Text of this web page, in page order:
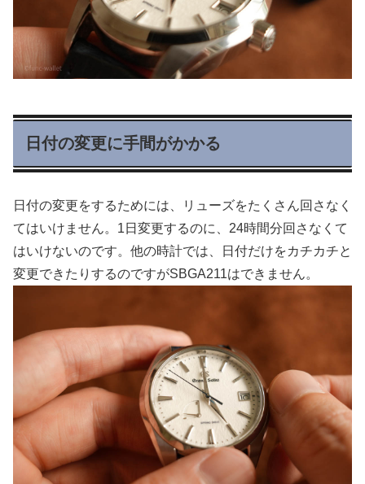
日付の変更に手間がかかる
日付の変更をするためには、リューズをたくさん回さなく
てはいけません。1日変更するのに、24時間分回さなくて
はいけないのです。他の時計では、日付だけをカチカチと
変更できたりするのですがSBGA211はできません。